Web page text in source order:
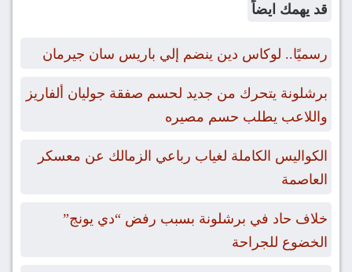
قد يهمك ايضاً
رسميًا.. لوكاس دين ينضم إلي باريس سان جيرمان
برشلونة يتحرك من جديد لحسم صفقة جوليان ألفاريز
واللاعب يطلب حسم مصيره
الكواليس الكاملة لغياب رباعي الزمالك عن معسكر
العاصمة
خلاف حاد في برشلونة بسبب رفض “دي يونج”
الخضوع للجراحة